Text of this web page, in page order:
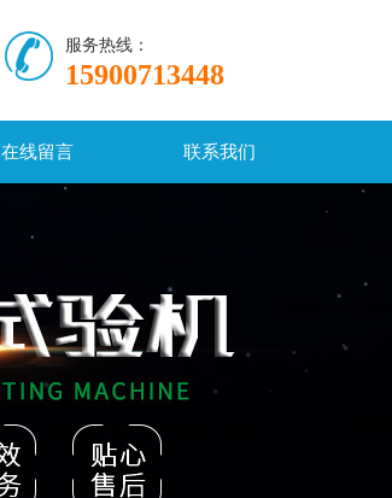
服务热线：
15900713448
在线留言 联系我们